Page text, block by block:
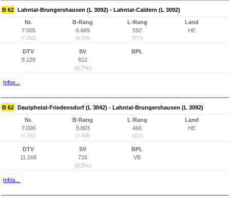
B 62 Lahntal-Brungershausen (L 3092) - Lahntal-Caldern (L 3092)
Nr.
7.005
(7.282)
B-Rang
6.689
(4.304)
L-Rang
592
(577)
Land
HE
DTV
9.128
SV
612
(6,7%)
BPL
Infos...
B 62 Dautphetal-Friedensdorf (L 3042) - Lahntal-Brungershausen (L 3092)
Nr.
7.006
(7.281)
B-Rang
5.803
(3.426)
L-Rang
466
(452)
Land
HE
DTV
11.168
SV
726
(6,5%)
BPL
VB
Infos...